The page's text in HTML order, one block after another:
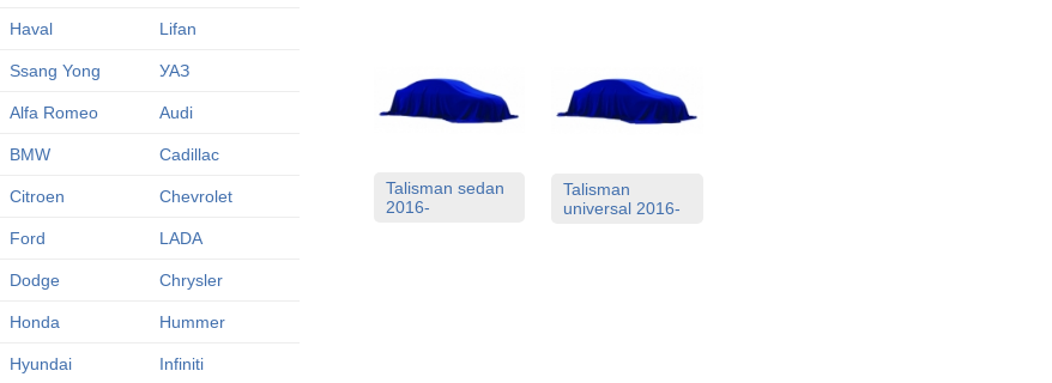
Haval Lifan
Ssang Yong УАЗ
Alfa Romeo Audi
BMW Cadillac
Citroen Chevrolet
Ford LADA
Dodge Chrysler
Honda Hummer
Hyundai Infiniti
Talisman sedan
2016-
Talisman
universal 2016-